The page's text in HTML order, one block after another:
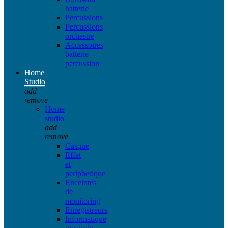
batterie
Percussions
Percussions
orchestre
Accessoires
batterie
percussion
Home
Studio
add
remove
Home
studio
add
remove
Casque
Effet
et
peripherique
Enceintes
de
monitoring
Enregistreurs
Informatique